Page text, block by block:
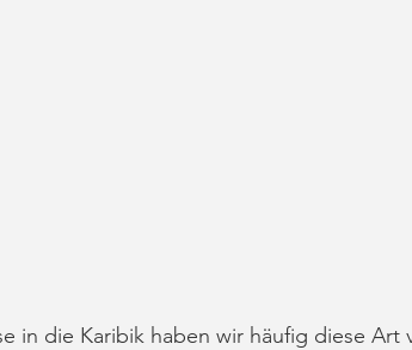
in die Karibik haben wir häufig diese Art